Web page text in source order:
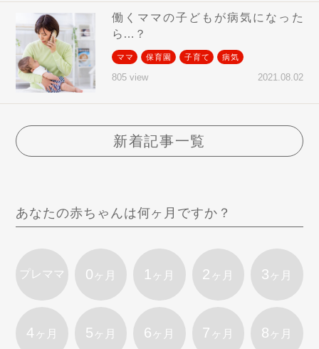
働くママの子どもが病気になった
ら…？
ママ 保育園 子育て 病気
805 view 2021.08.02
新着記事一覧
あなたの赤ちゃんは何ヶ月ですか？
プレママ 0 ヶ月 1 ヶ月 2 ヶ月 3 ヶ月
4 ヶ月 5 ヶ月 6 ヶ月 7 ヶ月 8 ヶ月